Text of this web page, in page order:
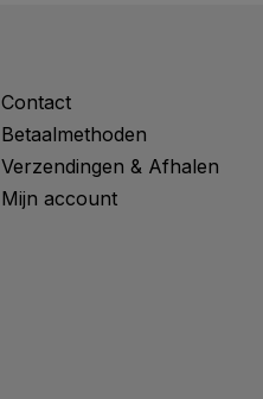
Contact
Betaalmethoden
Verzendingen & Afhalen
Mijn account